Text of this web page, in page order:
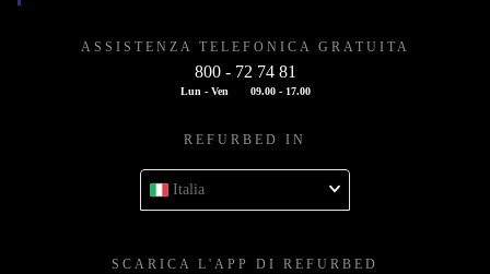
ASSISTENZA TELEFONICA GRATUITA
800 - 72 74 81
Lun - Ven 09.00 - 17.00
REFURBED IN
Italia
SCARICA L'APP DI REFURBED